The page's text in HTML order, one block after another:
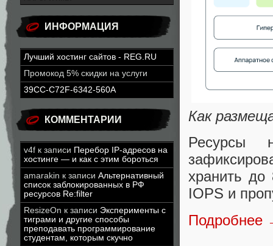
ИНФОРМАЦИЯ
Лучший хостинг сайтов - REG.RU
Промокод 5% скидки на услуги
39CC-C72F-6342-560A
КОММЕНТАРИИ
v4f к записи Перебор IP-адресов на
хостинге — и как с этим бороться
amarakin к записи Альтернативный
список заблокированных в РФ
ресурсов Re:filter
ResizeOn к записи Эксперименты с
тиграми и другие способы
преподавать программирование
студентам, которым скучно
Как
Ресурсы
хранить
IOPS и
Подробнее